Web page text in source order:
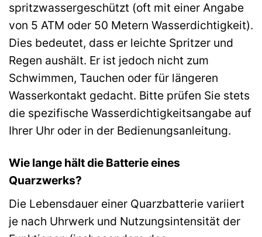
spritzwassergeschützt (oft mit einer Angabe
von 5 ATM oder 50 Metern Wasserdichtigkeit).
Dies bedeutet, dass er leichte Spritzer und
Regen aushält. Er ist jedoch nicht zum
Schwimmen, Tauchen oder für längeren
Wasserkontakt gedacht. Bitte prüfen Sie stets
die spezifische Wasserdichtigkeitsangabe auf
Ihrer Uhr oder in der Bedienungsanleitung.
Wie lange hält die Batterie eines
Quarzwerks?
Die Lebensdauer einer Quarzbatterie variiert
je nach Uhrwerk und Nutzungsintensität der